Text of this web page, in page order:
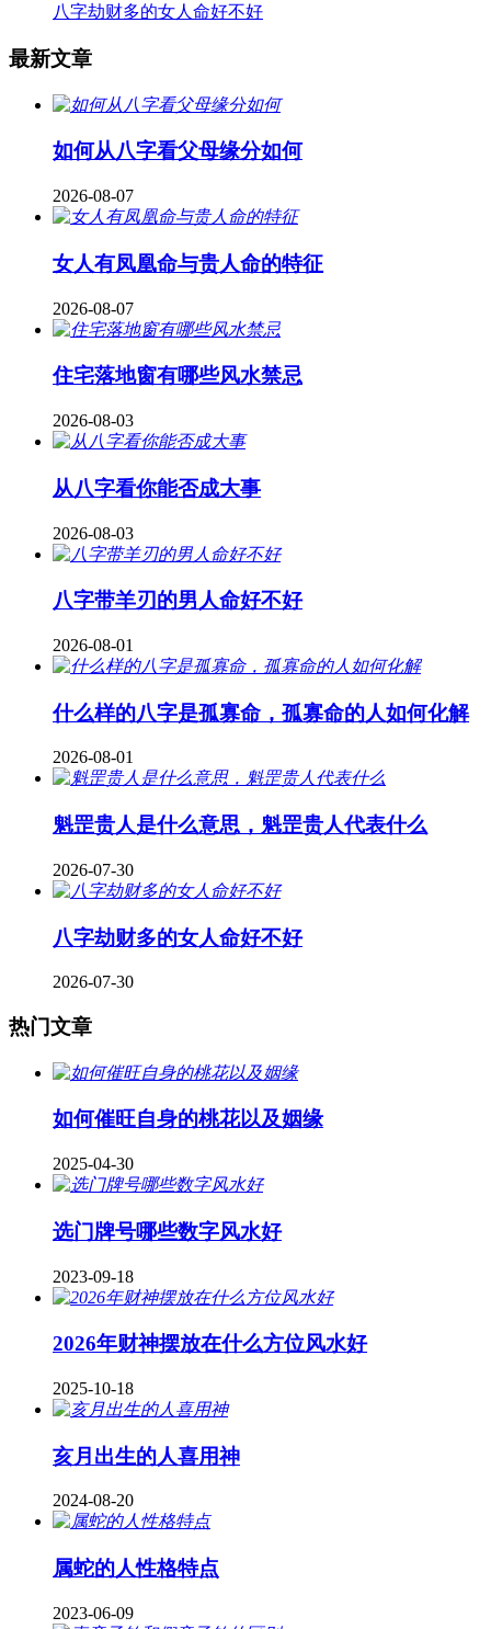
八字劫财多的女人命好不好
最新文章
如何从八字看父母缘分如何
2026-08-07
女人有凤凰命与贵人命的特征
2026-08-07
住宅落地窗有哪些风水禁忌
2026-08-03
从八字看你能否成大事
2026-08-03
八字带羊刃的男人命好不好
2026-08-01
什么样的八字是孤寡命，孤寡命的人如何化解
2026-08-01
魁罡贵人是什么意思，魁罡贵人代表什么
2026-07-30
八字劫财多的女人命好不好
2026-07-30
热门文章
如何催旺自身的桃花以及姻缘
2025-04-30
​选门牌号哪些数字风水好
2023-09-18
2026年财神摆放在什么方位风水好
2025-10-18
亥月出生的人喜用神
2024-08-20
属蛇的人性格特点
2023-06-09